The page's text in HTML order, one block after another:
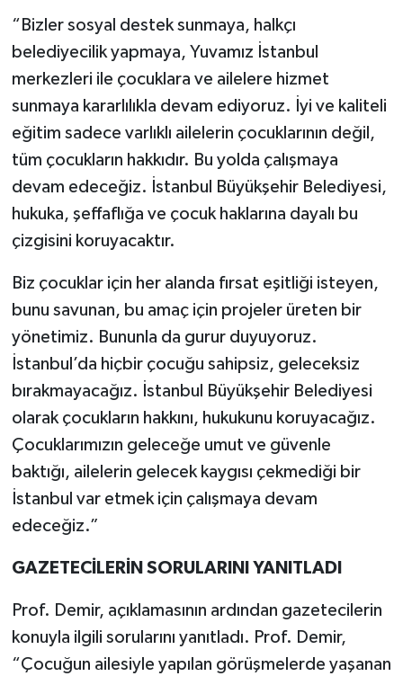
“Bizler sosyal destek sunmaya, halkçı
belediyecilik yapmaya, Yuvamız İstanbul
merkezleri ile çocuklara ve ailelere hizmet
sunmaya kararlılıkla devam ediyoruz. İyi ve kaliteli
eğitim sadece varlıklı ailelerin çocuklarının değil,
tüm çocukların hakkıdır. Bu yolda çalışmaya
devam edeceğiz. İstanbul Büyükşehir Belediyesi,
hukuka, şeffaflığa ve çocuk haklarına dayalı bu
çizgisini koruyacaktır.
Biz çocuklar için her alanda fırsat eşitliği isteyen,
bunu savunan, bu amaç için projeler üreten bir
yönetimiz. Bununla da gurur duyuyoruz.
İstanbul’da hiçbir çocuğu sahipsiz, geleceksiz
bırakmayacağız. İstanbul Büyükşehir Belediyesi
olarak çocukların hakkını, hukukunu koruyacağız.
Çocuklarımızın geleceğe umut ve güvenle
baktığı, ailelerin gelecek kaygısı çekmediği bir
İstanbul var etmek için çalışmaya devam
edeceğiz.”
GAZETECİLERİN SORULARINI YANITLADI
Prof. Demir, açıklamasının ardından gazetecilerin
konuyla ilgili sorularını yanıtladı. Prof. Demir,
“Çocuğun ailesiyle yapılan görüşmelerde yaşanan